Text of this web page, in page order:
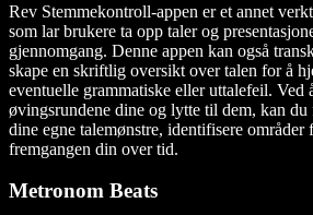
Rev Stemmekontroll-appen er et annet
som lar brukere ta opp taler og
gjennomgang. Denne appen kan også
skape en skriftlig oversikt over talen for å
eventuelle grammatiske eller uttalefeil. Ved
øvingsrundene dine og lytte til dem, kan du
dine egne talemønstre, identifisere
fremgangen din over tid.
Metronom Beats